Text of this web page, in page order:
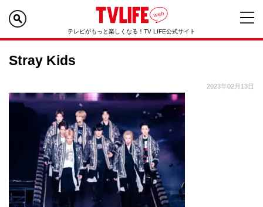
テレビがもっと楽しくなる！TV LIFE公式サイト
Stray Kids
2023年02月13日